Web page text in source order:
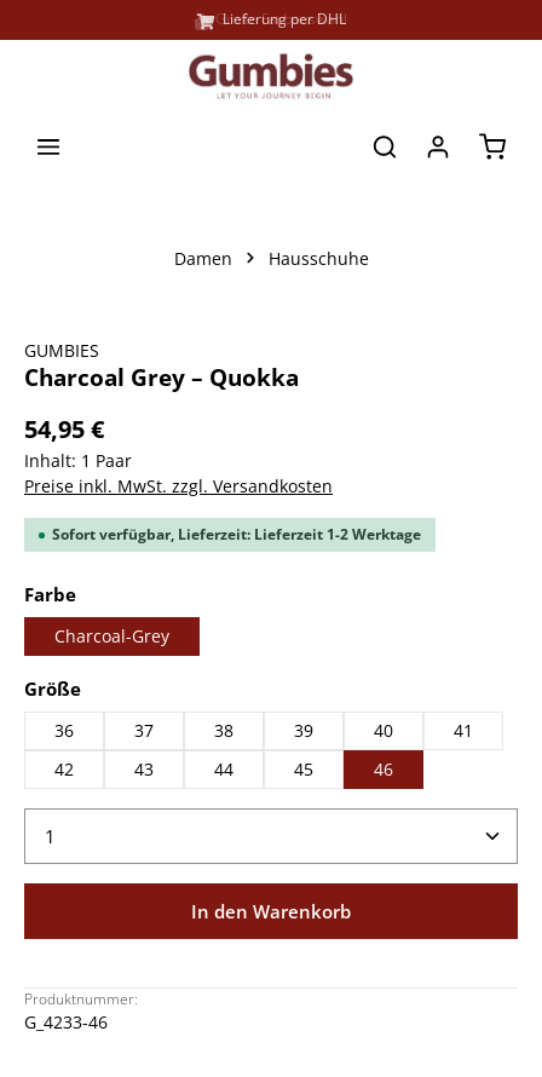
Große Farbauswahl
Lieferung per DHL
Damen Hausschuhe
GUMBIES
Charcoal Grey – Quokka
54,95 €
Inhalt: 1 Paar
Preise inkl. MwSt. zzgl. Versandkosten
Sofort verfügbar, Lieferzeit: Lieferzeit 1-2 Werktage
Farbeauswählen
Charcoal-Grey
Größeauswählen
36 37 38 39 40
41
42
43 44 45 46
Produkt Anzahl: Gib den gewünschten Wert ein
In den Warenkorb
Produktnummer:
G_4233-46